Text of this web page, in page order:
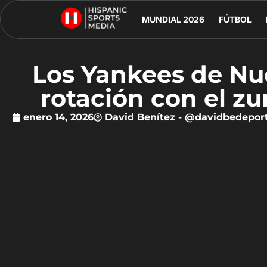
MUNDIAL 2026 FÚTBOL
Los Yankees de
rotación con el
enero 14, 2026 David Benítez -